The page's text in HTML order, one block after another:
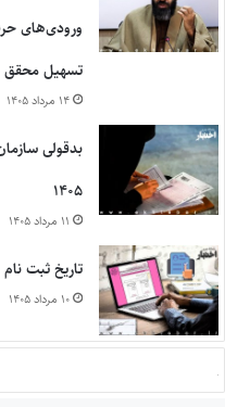
ورودی‌های
تسهیل
۱۴ مرداد ۱۴۰۵
بدقولی
۱۴۰۵
۱۱ مرداد ۱۴۰۵
تاریخ ثبت نام
۱۰ مرداد ۱۴۰۵